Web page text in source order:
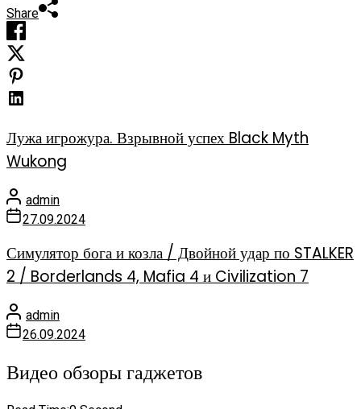
Share
Лужа игрожура. Взрывной успех Black Myth
Wukong
admin
27.09.2024
Симулятор бога и козла / Двойной удар по STALKER
2 / Borderlands 4, Mafia 4 и Civilization 7
admin
26.09.2024
Видео обзоры гаджетов